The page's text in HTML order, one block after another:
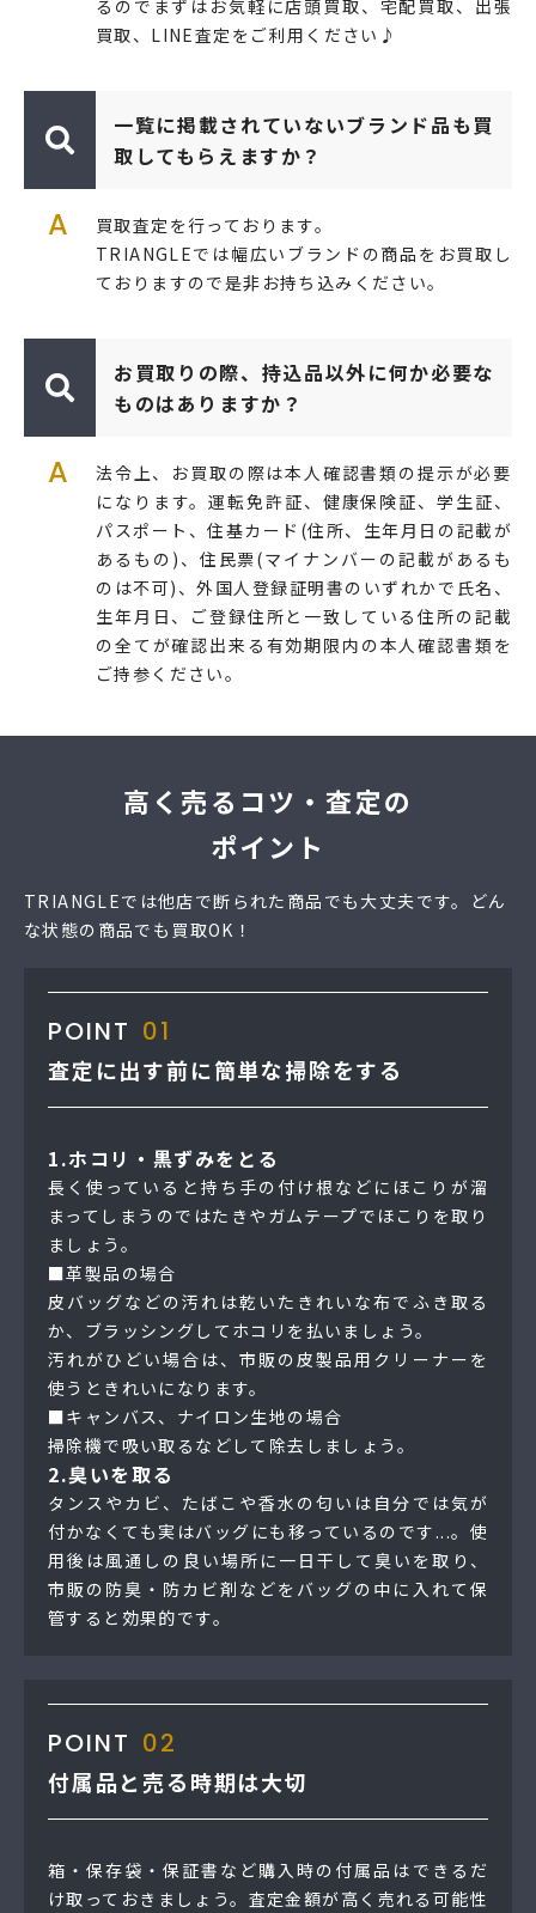
るのでまずはお気軽に店頭買取、宅配買取、出張
買取、LINE査定をご利用ください♪
一覧に掲載されていないブランド品も買
取してもらえますか？
A
買取査定を行っております。
TRIANGLEでは幅広いブランドの商品をお買取し
ておりますので是非お持ち込みください。
お買取りの際、持込品以外に何か必要な
ものはありますか？
A
法令上、お買取の際は本人確認書類の提示が必要
になります。運転免許証、健康保険証、学生証、
パスポート、住基カード(住所、生年月日の記載が
あるもの)、住民票(マイナンバーの記載があるも
のは不可)、外国人登録証明書のいずれかで氏名、
生年月日、ご登録住所と一致している住所の記載
の全てが確認出来る有効期限内の本人確認書類を
ご持参ください。
高く売るコツ・査定の
ポイント
TRIANGLEでは他店で断られた商品でも大丈夫です。どん
な状態の商品でも買取OK！
POINT 01
査定に出す前に簡単な掃除をする
1.ホコリ・黒ずみをとる
長く使っていると持ち手の付け根などにほこりが溜
まってしまうのではたきやガムテープでほこりを取り
ましょう。
■革製品の場合
皮バッグなどの汚れは乾いたきれいな布でふき取る
か、ブラッシングしてホコリを払いましょう。
汚れがひどい場合は、市販の皮製品用クリーナーを
使うときれいになります。
■キャンバス、ナイロン生地の場合
掃除機で吸い取るなどして除去しましょう。
2.臭いを取る
タンスやカビ、たばこや香水の匂いは自分では気が
付かなくても実はバッグにも移っているのです...。使
用後は風通しの良い場所に一日干して臭いを取り、
市販の防臭・防カビ剤などをバッグの中に入れて保
管すると効果的です。
POINT 02
付属品と売る時期は大切
箱・保存袋・保証書など購入時の付属品はできるだ
け取っておきましょう。査定金額が高く売れる可能性